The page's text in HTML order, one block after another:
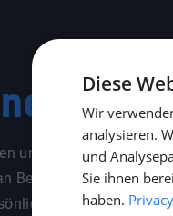
und persönlichen
Gespräch über
Diese
Wir
analysieren.
und
Sie ihnen
haben.